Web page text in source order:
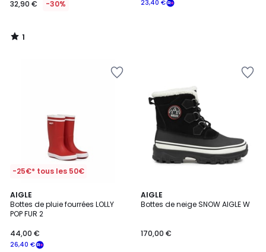
32,90 € -30%
1
/
23,40 €
-25€* tous les 50€
AIGLE
Bottes de pluie fourrées LOLLY
POP FUR 2
26,40 €
44,00 €
AIGLE
Bottes de neige SNOW AIGLE W
170,00 €